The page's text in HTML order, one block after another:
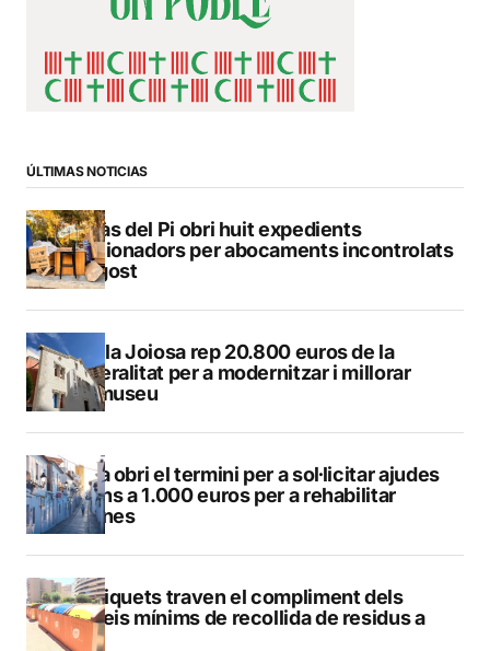
ÚLTIMAS NOTICIAS
L’Alfàs del Pi obri huit expedients
sancionadors per abocaments incontrolats
a l’agost
La Vila Joiosa rep 20.800 euros de la
Generalitat per a modernitzar i millorar
Vilamuseu
Altea obri el termini per a sol·licitar ajudes
de fins a 1.000 euros per a rehabilitar
façanes
Els piquets traven el compliment dels
serveis mínims de recollida de residus a
Calp